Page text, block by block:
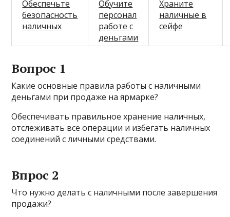
Обеспечьте
безопасность
наличных
Обучите
персонал
работе с
деньгами
Храните
наличные в
сейфе
Вопрос 1
Какие основные правила работы с наличными
деньгами при продаже на ярмарке?
Обеспечивать правильное хранение наличных,
отслеживать все операции и избегать наличных
соединений с личными средствами.
Впрос 2
Что нужно делать с наличными после завершения
продажи?